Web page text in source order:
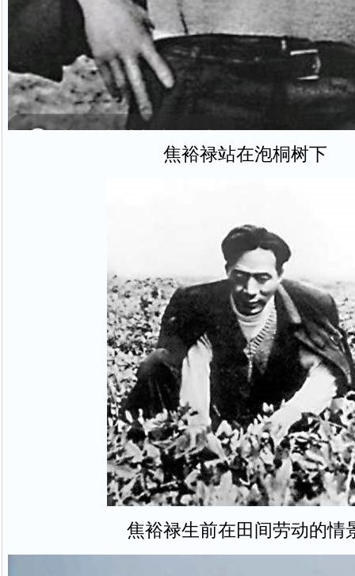
焦裕禄站在泡桐树下
焦裕禄生前在田间劳动的情